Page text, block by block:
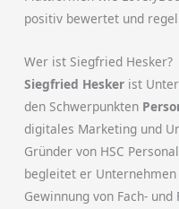
positiv bewertet und
Wer ist Siegfried Hesker?
Siegfried Hesker ist
den Schwerpunkten
digitales Marketing und
Gründer von HSC
begleitet er
Gewinnung von Fach-